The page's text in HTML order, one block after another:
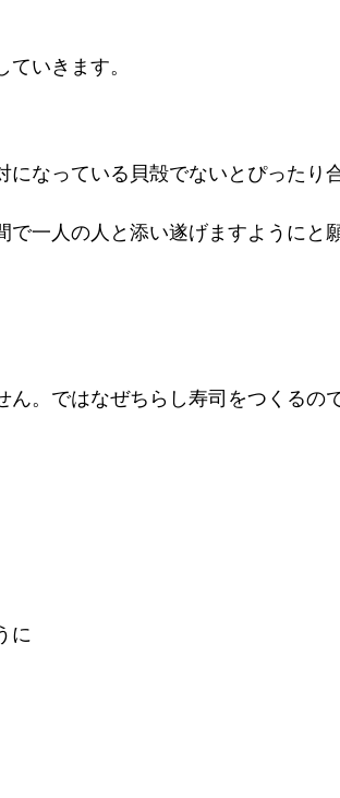
いきます。
になっている貝殻でないとぴったり
で一人の人と添い遂げますようにと
ん。ではなぜちらし寿司をつくるの
に